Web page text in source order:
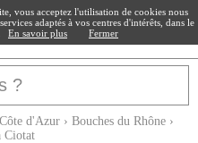
d'Azur › Bouches du Rhône ›
Ciotat
vous acceptez l'utilisation de cookies nous
adaptés à vos centres d'intérêts, dans le
En savoir plus Fermer